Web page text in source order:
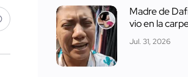
Madre de
vio en la
Jul. 31, 2026